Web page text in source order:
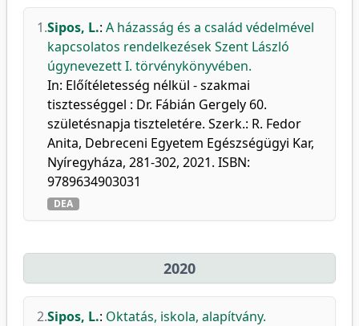
1.Sipos, L.: A házasság és a család védelmével
kapcsolatos rendelkezések Szent László
úgynevezett I. törvénykönyvében.
In: Előítéletesség nélkül - szakmai
tisztességgel : Dr. Fábián Gergely 60.
születésnapja tiszteletére. Szerk.: R. Fedor
Anita, Debreceni Egyetem Egészségügyi Kar,
Nyíregyháza, 281-302, 2021. ISBN:
9789634903031
DEA
2020
2.Sipos, L.: Oktatás, iskola, alapítvány.